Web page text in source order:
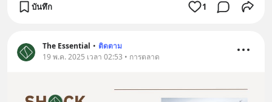
บันทึก 1
The Essential • ติดตาม
19 พ.ค. 2025 เวลา 02:53 • การตลาด